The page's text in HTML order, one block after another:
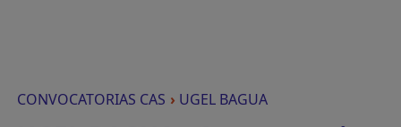
CONVOCATORIAS CAS › UGEL BAGUA